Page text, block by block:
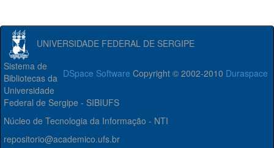
UNIVERSIDADE FEDERAL DE SERGIPE
DSpace Software Copyright © 2002-2010 Duraspace
Sistema de
Bibliotecas da
Universidade
Federal de Sergipe - SIBIUFS
Núcleo de Tecnologia da Informação - NTI
repositorio@academico.ufs.br